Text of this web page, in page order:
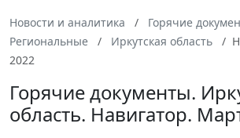
Новости и аналитика
Горячие
Региональные
Иркутская область
2022
Горячие документы.
область. Навигатор.